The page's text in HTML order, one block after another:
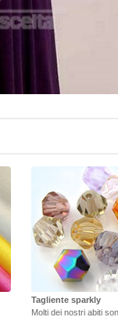
Tagliente sparkly
Molti dei nostri abiti